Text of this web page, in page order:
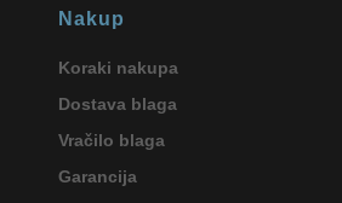
Nakup
Koraki nakupa
Dostava blaga
Vračilo blaga
Garancija